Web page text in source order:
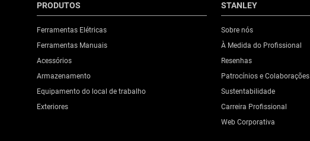
PRODUTOS
Ferramentas Elétricas
Ferramentas Manuais
Acessórios
Armazenamento
Equipamento do local de trabalho
Exteriores
STANLEY
Sobre nós
À Medida do Profissional
Resenhas
Patrocínios e Colaborações
Sustentabilidade
Carreira Profissional
Web Corporativa